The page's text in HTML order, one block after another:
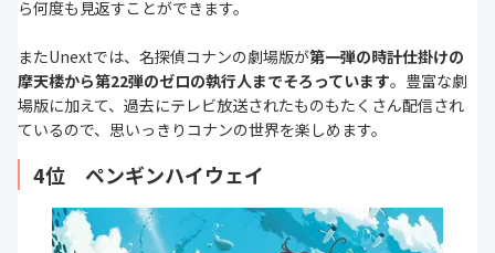
ら何度も見返すことができます。
またUnextでは、名探偵コナンの劇場版が第一弾の時計仕掛けの
摩天楼から第22弾のゼロの執行人までそろっています。豊富な劇
場版に加えて、過去にテレビ放送されたものもたくさん配信され
ているので、思いっきりコナンの世界を楽しめます。
4位 ペンギンハイウェイ